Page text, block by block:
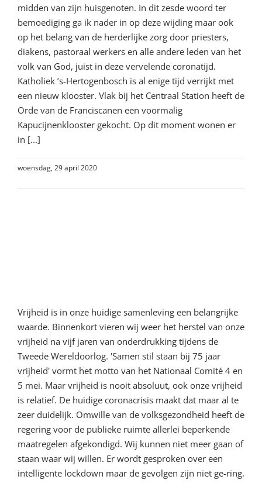
midden van zijn huisgenoten. In dit zesde woord ter
bemoediging ga ik nader in op deze wijding maar ook
op het belang van de herderlijke zorg door priesters,
diakens, pastoraal werkers en alle andere leden van het
volk van God, juist in deze vervelende coronatijd.
Katholiek ’s-Hertogenbosch is al enige tijd verrijkt met
een nieuw klooster. Vlak bij het Centraal Station heeft de
Orde van de Franciscanen een voormalig
Kapucijnenklooster gekocht. Op dit moment wonen er
in [...]
woensdag, 29 april 2020
Vrijheid is in onze huidige samenleving een belangrijke
waarde. Binnenkort vieren wij weer het herstel van onze
vrijheid na vijf jaren van onderdrukking tijdens de
Tweede Wereldoorlog. 'Samen stil staan bij 75 jaar
vrijheid' vormt het motto van het Nationaal Comité 4 en
5 mei. Maar vrijheid is nooit absoluut, ook onze vrijheid
is relatief. De huidige coronacrisis maakt dat maar al te
zeer duidelijk. Omwille van de volksgezondheid heeft de
regering voor de publieke ruimte allerlei beperkende
maatregelen afgekondigd. Wij kunnen niet meer gaan of
staan waar wij willen. Er wordt gesproken over een
intelligente lockdown maar de gevolgen zijn niet ge-ring.